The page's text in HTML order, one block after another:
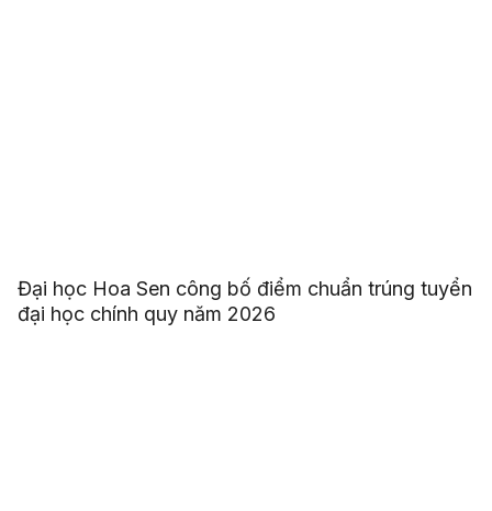
Đại học Hoa Sen công bố điểm chuẩn trúng tuyển
đại học chính quy năm 2026